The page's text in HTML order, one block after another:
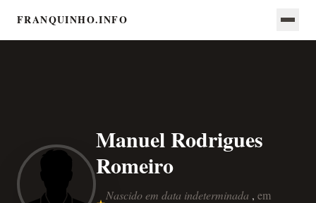
FRANQUINHO.INFO
Manuel Rodrigues
Romeiro
Nascido em data indeterminada , em